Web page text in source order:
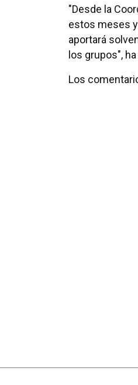
"Desde la
estos meses
aportará
los grupos",
Los